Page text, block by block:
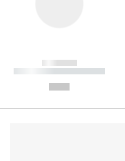
------------
----------- ----------- --------